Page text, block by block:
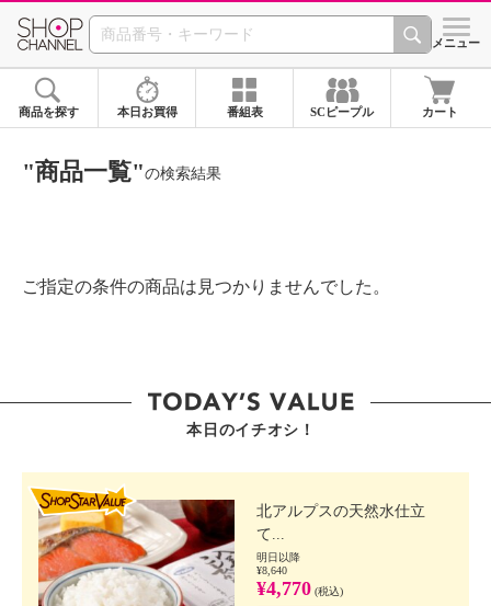
SHOP CHANNEL ショッ
メニュー
商品を探す 本日お買得 番組表 SCピープル カート
"商品一覧"の検索結果
ご指定の条件の商品は見つかりませんでした。
本日のイチオシ！
北アルプスの天然水仕立
て...
明日以降
¥8,640
¥4,770 (税込)